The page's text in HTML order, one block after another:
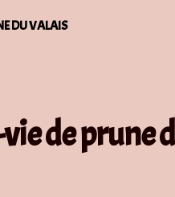
DU VALAIS
de prune